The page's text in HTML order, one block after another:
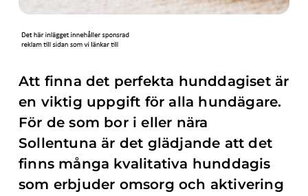
Att finna det perfekta hunddagiset är
en viktig uppgift för alla hundägare.
För de som bor i eller nära
Sollentuna är det glädjande att det
finns många kvalitativa hunddagis
som erbjuder omsorg och aktivering